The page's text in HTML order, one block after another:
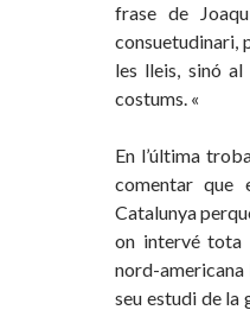
frase de
consuetudinari,
les lleis, sinó al
costums. «
En l’última
comentar que
Catalunya
on intervé tota
nord-
seu estudi de la